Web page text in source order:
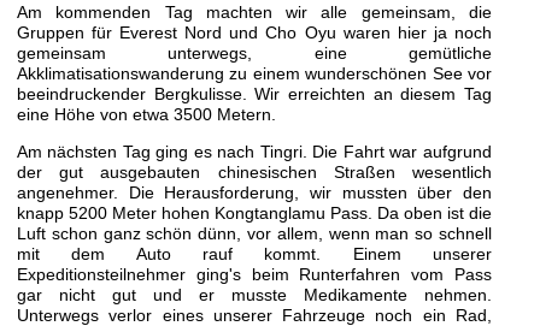
Am kommenden Tag machten wir alle gemeinsam, die
Gruppen für Everest Nord und Cho Oyu waren hier ja noch
gemeinsam unterwegs, eine gemütliche
Akklimatisationswanderung zu einem wunderschönen See vor
beeindruckender Bergkulisse. Wir erreichten an diesem Tag
eine Höhe von etwa 3500 Metern.
Am nächsten Tag ging es nach Tingri. Die Fahrt war aufgrund
der gut ausgebauten chinesischen Straßen wesentlich
angenehmer. Die Herausforderung, wir mussten über den
knapp 5200 Meter hohen Kongtanglamu Pass. Da oben ist die
Luft schon ganz schön dünn, vor allem, wenn man so schnell
mit dem Auto rauf kommt. Einem unserer
Expeditionsteilnehmer ging's beim Runterfahren vom Pass
gar nicht gut und er musste Medikamente nehmen.
Unterwegs verlor eines unserer Fahrzeuge noch ein Rad,